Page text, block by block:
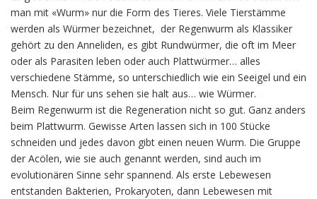
man mit «Wurm» nur die Form des Tieres. Viele Tierstämme
werden als Würmer bezeichnet, der Regenwurm als Klassiker
gehört zu den Anneliden, es gibt Rundwürmer, die oft im Meer
oder als Parasiten leben oder auch Plattwürmer… alles
verschiedene Stämme, so unterschiedlich wie ein Seeigel und ein
Mensch. Nur für uns sehen sie halt aus… wie Würmer.
Beim Regenwurm ist die Regeneration nicht so gut. Ganz anders
beim Plattwurm. Gewisse Arten lassen sich in 100 Stücke
schneiden und jedes davon gibt einen neuen Wurm. Die Gruppe
der Acölen, wie sie auch genannt werden, sind auch im
evolutionären Sinne sehr spannend. Als erste Lebewesen
entstanden Bakterien, Prokaryoten, dann Lebewesen mit